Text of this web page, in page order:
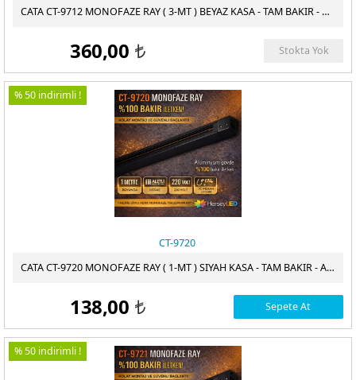
CATA CT-9712 MONOFAZE RAY ( 3-MT ) BEYAZ KASA - TAM BAKIR - ALIMINYUM GÖVDE
360,00 t Stokta Yok
% 50 indirimli !
CT-9720
CATA CT-9720 MONOFAZE RAY ( 1-MT ) SIYAH KASA - TAM BAKIR - ALIMINYUM GÖVDE
138,00 t Sepete At
% 50 indirimli !